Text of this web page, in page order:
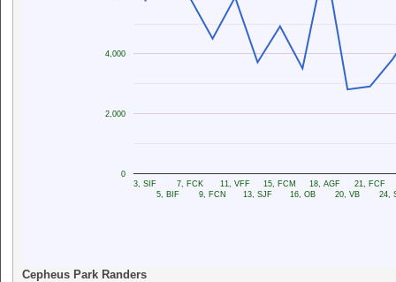
3, SIF
5, BIF
7, FCK
9, FCN
11, VFF
13, SJF
15, FCM
16, OB
18, AGF
20, VB
21, FCF
24,
0
2,000
4,000
Cepheus Park Randers